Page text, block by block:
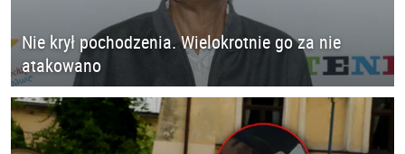
Nie krył pochodzenia. Wielokrotnie go za nie
atakowano